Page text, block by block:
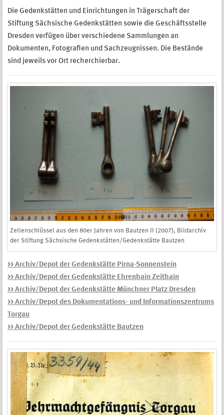
Die Gedenkstätten und Einrichtungen in Trägerschaft der
Stiftung Sächsische Gedenkstätten sowie die Geschäftsstelle
Dresden verfügen über verschiedene Sammlungen an
Dokumenten, Fotografien und Sachzeugnissen. Die Bestände
sind jeweils vor Ort recherchierbar.
Zellenschlüssel aus den 80er Jahren von Bautzen II (2007), Bildarchiv
der Stiftung Sächsische Gedenkstätten/Gedenkstätte Bautzen
>> Archiv/Depot der Gedenkstätte Pirna-Sonnenstein
>> Archiv/Depot der Gedenkstätte Ehrenhain Zeithain
>> Archiv/Depot der Gedenkstätte Münchner Platz Dresden
>> Archiv/Depot des Dokumentations- und Informationszentrums
Torgau
>> Archiv/Depot der Gedenkstätte Bautzen